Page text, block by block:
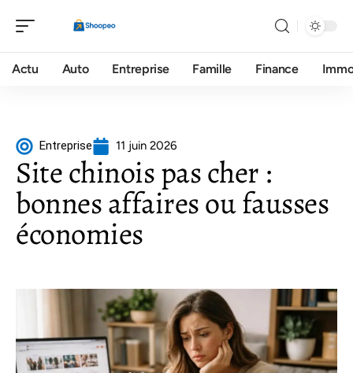
Actu Auto Entreprise Famille Finance
Entreprise 11 juin 2026
Site chinois pas cher :
bonnes affaires ou fausses
économies